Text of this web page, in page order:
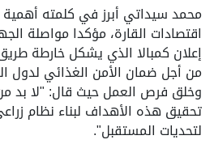
محمد سيداتي أبرز في كلمته أهمية
اقتصادات القارة، مؤكدا مواصلة
إعلان كمبالا الذي يشكل خارطة
من أجل ضمان الأمن الغذائي لدول
وخلق فرص العمل حيث قال: "لا بد
تحقيق هذه الأهداف لبناء نظام
لتحديات المستقبل".